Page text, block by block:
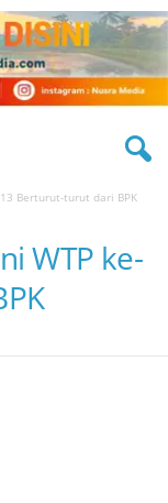
Berturut-turut dari BPK
WTP ke-